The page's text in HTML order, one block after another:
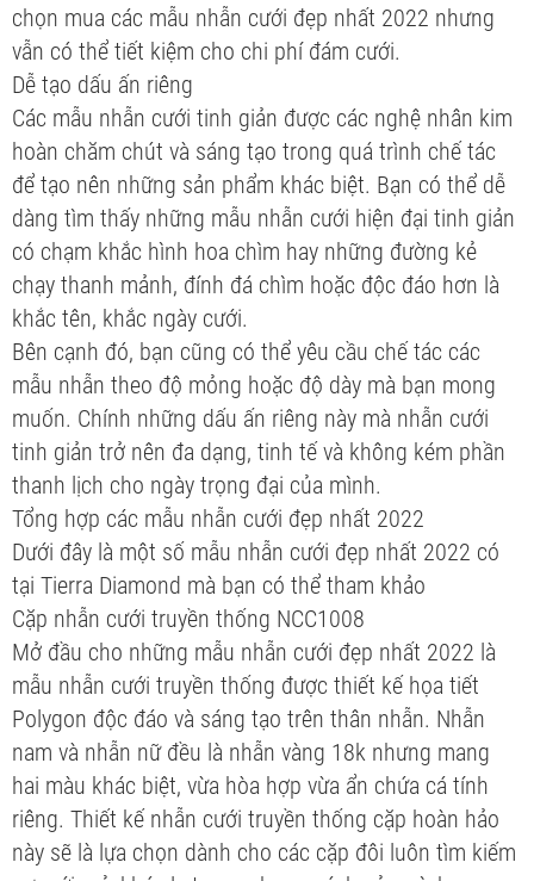
chọn mua các mẫu nhẫn cưới đẹp nhất 2022 nhưng
vẫn có thể tiết kiệm cho chi phí đám cưới.
Dễ tạo dấu ấn riêng
Các mẫu nhẫn cưới tinh giản được các nghệ nhân kim
hoàn chăm chút và sáng tạo trong quá trình chế tác
để tạo nên những sản phẩm khác biệt. Bạn có thể dễ
dàng tìm thấy những mẫu nhẫn cưới hiện đại tinh giản
có chạm khắc hình hoa chìm hay những đường kẻ
chạy thanh mảnh, đính đá chìm hoặc độc đáo hơn là
khắc tên, khắc ngày cưới.
Bên cạnh đó, bạn cũng có thể yêu cầu chế tác các
mẫu nhẫn theo độ mỏng hoặc độ dày mà bạn mong
muốn. Chính những dấu ấn riêng này mà nhẫn cưới
tinh giản trở nên đa dạng, tinh tế và không kém phần
thanh lịch cho ngày trọng đại của mình.
Tổng hợp các mẫu nhẫn cưới đẹp nhất 2022
Dưới đây là một số mẫu nhẫn cưới đẹp nhất 2022 có
tại Tierra Diamond mà bạn có thể tham khảo
Cặp nhẫn cưới truyền thống NCC1008
Mở đầu cho những mẫu nhẫn cưới đẹp nhất 2022 là
mẫu nhẫn cưới truyền thống được thiết kế họa tiết
Polygon độc đáo và sáng tạo trên thân nhẫn. Nhẫn
nam và nhẫn nữ đều là nhẫn vàng 18k nhưng mang
hai màu khác biệt, vừa hòa hợp vừa ẩn chứa cá tính
riêng. Thiết kế nhẫn cưới truyền thống cặp hoàn hảo
này sẽ là lựa chọn dành cho các cặp đôi luôn tìm kiếm